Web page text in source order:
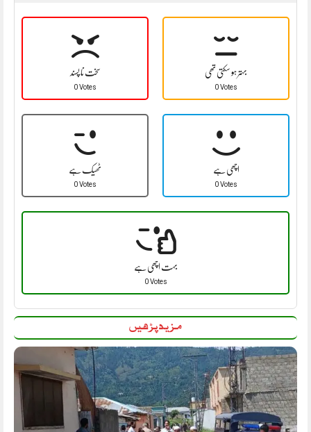
سخت نا پسند
0 Votes
بہتر ہو سکتی تھی
0 Votes
ٹھیک ہے
0 Votes
اچھی ہے
0 Votes
بہت اچھی ہے
0 Votes
مزید پڑھیں